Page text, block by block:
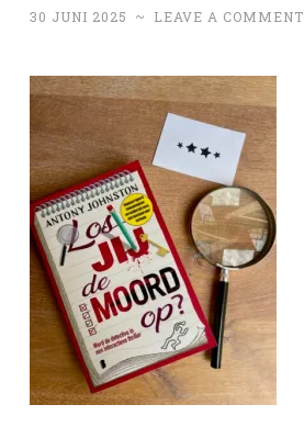
30 JUNI 2025 ~ LEAVE A COMMENT